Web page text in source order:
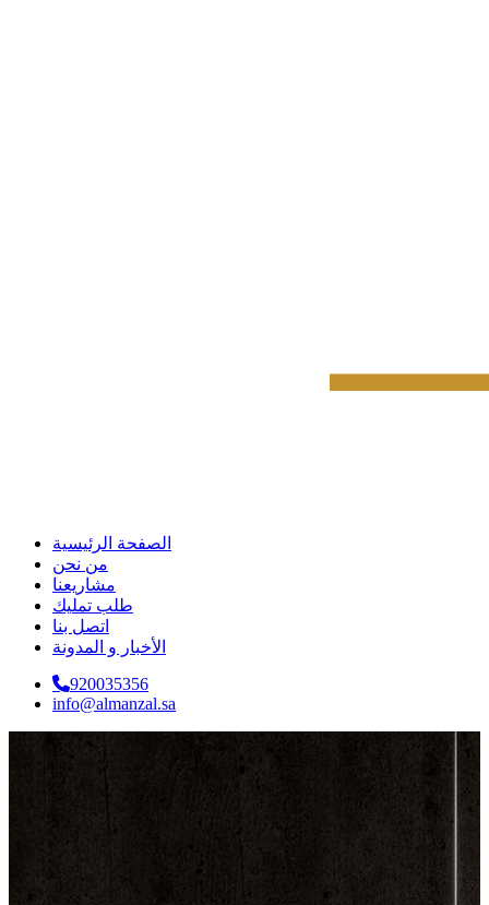
الصفحة الرئيسية
من نحن
مشاريعنا
طلب تمليك
اتصل بنا
الأخبار و المدونة
920035356
info@almanzal.sa